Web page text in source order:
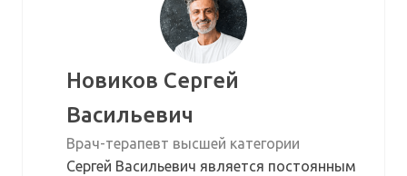
Новиков Сергей
Васильевич
Врач-терапевт высшей категории
Сергей Васильевич является постоянным